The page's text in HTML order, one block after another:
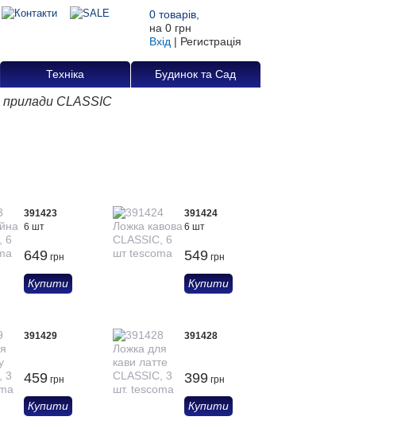
0 товарів
на 0 грн
Вхід | Регистрація
Техніка Будинок та Сад
CLASSIC
391423
6 шт
649 грн
Купити
391424
6 шт
549 грн
Купити
391429
459 грн
Купити
391428
399 грн
Купити